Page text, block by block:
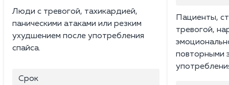
Люди с тревогой, тахикардией,
паническими атаками или резким
ухудшением после употребления
спайса.
Срок
Пациенты,
тревогой,
повторными